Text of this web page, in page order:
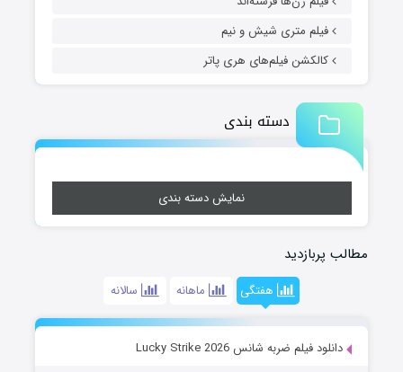
فیلم متری شیش و نیم
کالکشن فیلم‌های هری پاتر
دسته بندی
نمایش دسته بندی
مطالب پربازدید
هفتگی ماهانه سالانه
دانلود فیلم ضربه شانس Lucky Strike 2026